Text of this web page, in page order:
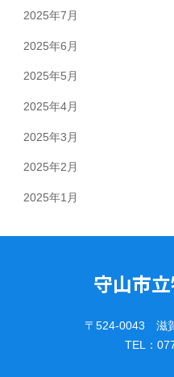
2025年7月
2025年6月
2025年5月
2025年4月
2025年3月
2025年2月
2025年1月
守山市
〒524-0043 滋
TEL：